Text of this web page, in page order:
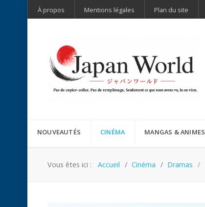
À propos Mentions légales Plan du site
NOUVEAUTÉS CINÉMA MANGAS & ANIMES
Vous êtes ici : Accueil Cinéma Dramas